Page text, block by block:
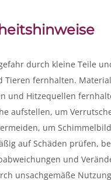
durch kleine Teile
Tieren fernhalten.
und Hitzequellen
aufstellen, um
um
auf Schäden prüfen,
und
unsachgemäße